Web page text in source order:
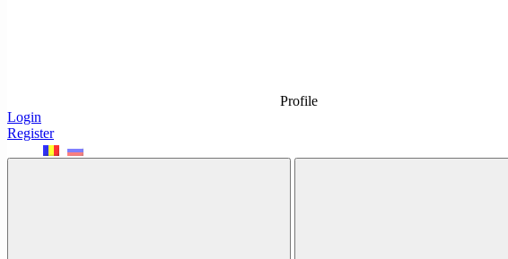
Profile
Login
Register